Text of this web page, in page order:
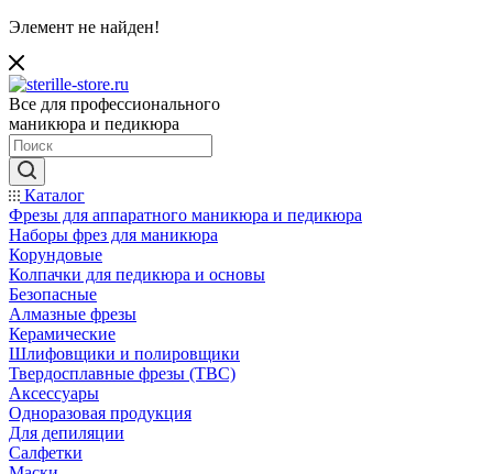
Элемент не найден!
Все для профессионального
маникюра и педикюра
Каталог
Фрезы для аппаратного маникюра и педикюра
Наборы фрез для маникюра
Корундовые
Колпачки для педикюра и основы
Безопасные
Алмазные фрезы
Керамические
Шлифовщики и полировщики
Твердосплавные фрезы (ТВС)
Аксессуары
Одноразовая продукция
Для депиляции
Салфетки